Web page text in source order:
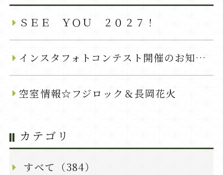
ＳＥＥ ＹＯＵ ２０２７！
インスタフォトコンテスト開催のお知らせ
空室情報☆フジロック＆長岡花火
カテゴリ
すべて（384）